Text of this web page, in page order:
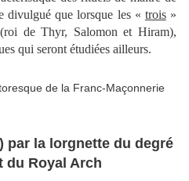
divulgué que lorsque les « trois»
de Thyr, Salomon et Hiram),
qui seront étudiées ailleurs.
par la lorgnette du degré
du Royal Arch